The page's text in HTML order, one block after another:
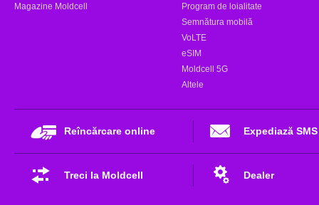
Magazine Moldcell
Program de loialitate
Semnătura mobilă
VoLTE
eSIM
Moldcell 5G
Altele
Reîncărcare online Expediază SMS
Treci la Moldcell Dealer